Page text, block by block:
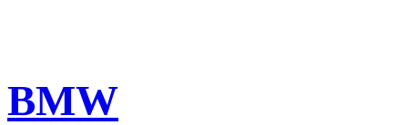
BMW